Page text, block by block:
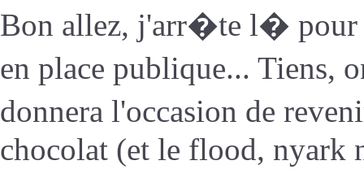
Bon allez, j'arr�te l� pour
en place publique...
donnera l'occasion de
chocolat (et le flood, nyark